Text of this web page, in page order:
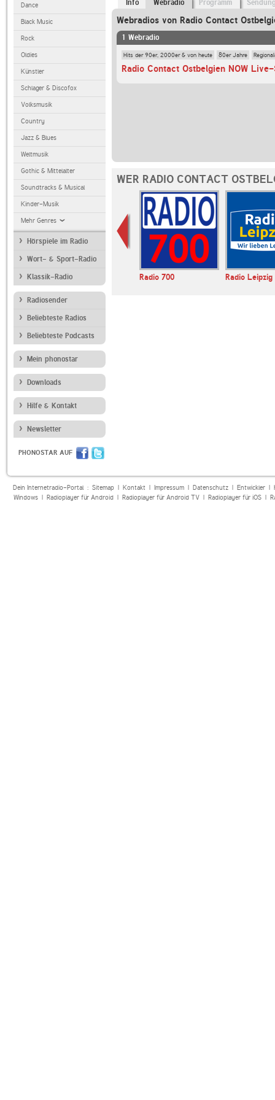
Dance
Black Music
Rock
Oldies
Künstler
Schlager & Discofox
Volksmusik
Country
Jazz & Blues
Weltmusik
Gothic & Mittelalter
Soundtracks & Musical
Kinder-Musik
Mehr Genres
Hörspiele im Radio
Wort- & Sport-Radio
Klassik-Radio
Radiosender
Beliebteste Radios
Beliebteste Podcasts
Mein phonostar
Downloads
Hilfe & Kontakt
Newsletter
PHONOSTAR AUF
Info Webradio Programm
Webradios von Radio Contact
1 Webradio
Hits der 90er, 2000er & von heute 80er Jahre
Radio Contact Ostbelgien NOW
WER RADIO CONTACT
NDR Info Radio 700 Radio Leipzig
Dein Internetradio-Portal : Sitemap| Kontakt| Impressum| Datenschutz| Entwickler|
Windows| Radioplayer für Android| Radioplayer für Android TV| Radioplayer für iOS|